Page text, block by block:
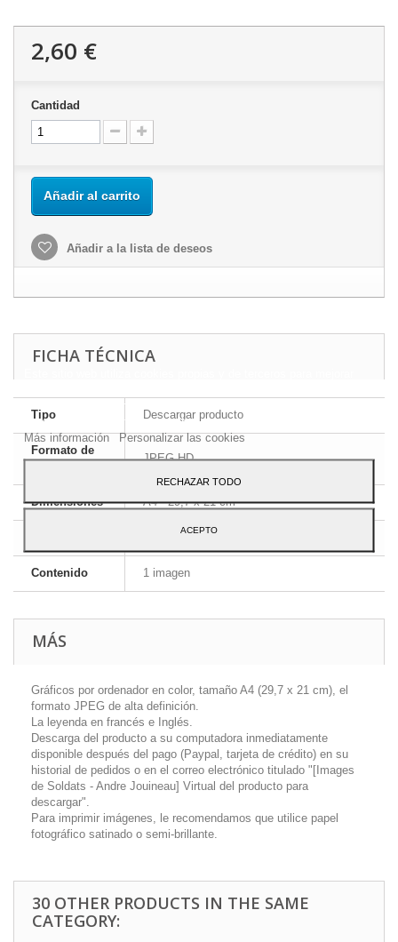
2,60 €
Cantidad
Añadir al carrito
Añadir a la lista de deseos
FICHA TÉCNICA
Tipo Descargar producto
Formato de
JPEG HD
Dimensiones A4 - 29,7 x 21 cm
Inglés y francés
Contenido 1 imagen
MÁS
Gráficos por ordenador en color, tamaño A4 (29,7 x 21 cm), el
formato JPEG de alta definición.
La leyenda en francés e Inglés.
Descarga del producto a su computadora inmediatamente
disponible después del pago (Paypal, tarjeta de crédito) en su
historial de pedidos o en el correo electrónico titulado "[Images
de Soldats - Andre Jouineau] Virtual del producto para
descargar".
Para imprimir imágenes, le recomendamos que utilice papel
fotográfico satinado o semi-brillante.
30 OTHER PRODUCTS IN THE SAME
CATEGORY:
preferencias mediante el análisis de sus hábitos de navegación.
Para dar su consentimiento sobre su uso pulse el botón Acepto.
Más información Personalizar las cookies
RECHAZAR TODO
ACEPTO